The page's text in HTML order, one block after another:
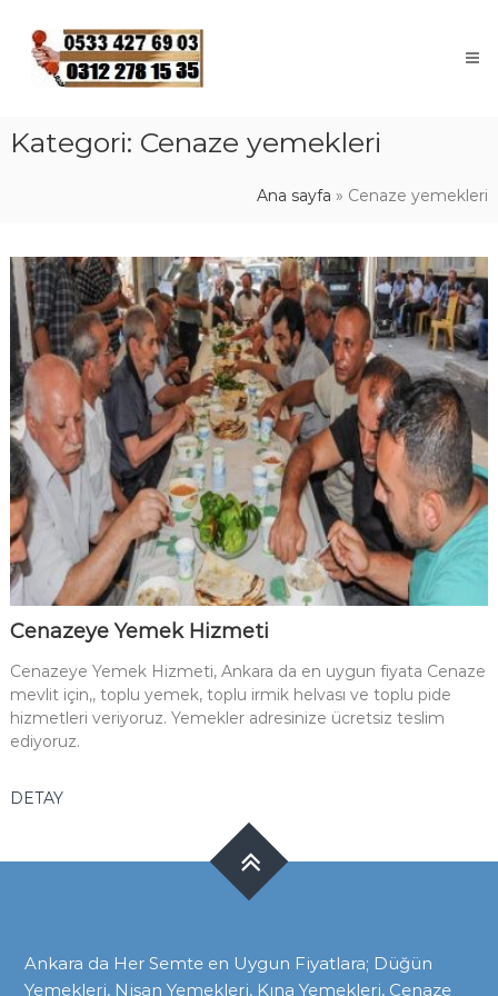
content
Kategori: Cenaze yemekleri
Ana sayfa » Cenaze yemekleri
Cenazeye Yemek Hizmeti
Cenazeye Yemek Hizmeti, Ankara da en uygun fiyata Cenaze
mevlit için,, toplu yemek, toplu irmik helvası ve toplu pide
hizmetleri veriyoruz. Yemekler adresinize ücretsiz teslim
ediyoruz.
DETAY
Ankara da Her Semte en Uygun Fiyatlara; Düğün
Yemekleri, Nişan Yemekleri, Kına Yemekleri, Cenaze